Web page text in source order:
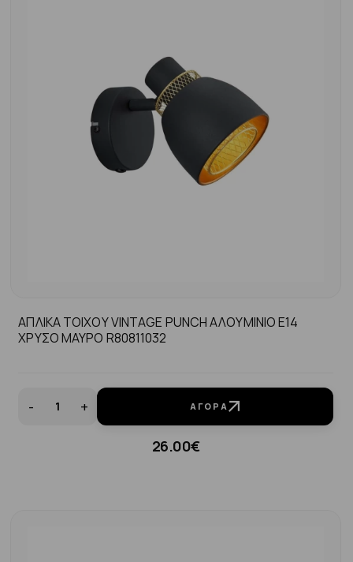
ΑΠΛΙΚΑ ΤΟΙΧΟΥ VINTAGE PUNCH ΑΛΟΥΜΙΝΙΟ E14
ΧΡΥΣΟ ΜΑΥΡΟ R80811032
- + ΑΓΟΡΆ
26.00€